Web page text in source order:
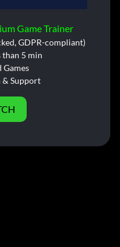
Game Trainer
GDPR-compliant)
than 5 min
& Support